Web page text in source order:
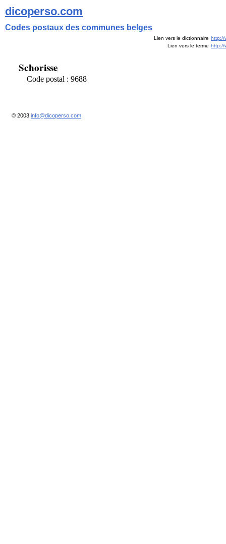
dicoperso.com
Codes postaux des communes belges
Lien vers le dictionnaire http://
Lien vers le terme http://
Schorisse
Code postal : 9688
© 2003 info@dicoperso.com